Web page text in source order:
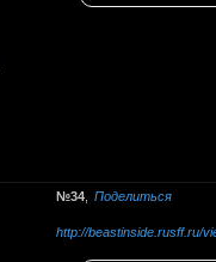
Поделиться
34
http://beastinside.rusff.ru/